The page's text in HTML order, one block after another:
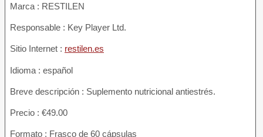
Marca : RESTILEN
Responsable : Key Player Ltd.
Sitio Internet : restilen.es
Idioma : español
Breve descripción : Suplemento nutricional antiestrés.
Precio : €49.00
Formato : Frasco de 60 cápsulas